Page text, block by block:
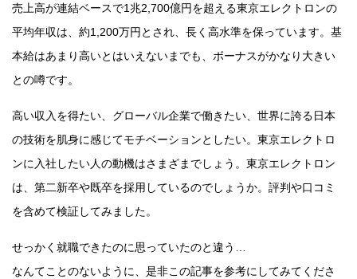
売上高が連結ベースで1兆2,700億円を超える東京エレクトロンの
平均年収は、約1,200万円とされ、長く高水準を保っています。基
本給はあまり高いとはいえないまでも、ボーナスがかなり大きい
との噂です。
高い収入を得たい、グローバル企業で働きたい、世界に誇る日本
の技術を肌身に感じてモチベーションとしたい。東京エレクトロ
ンに入社したい人の動機はさまざまでしょう。東京エレクトロン
は、第二新卒や既卒を採用しているのでしょうか。評判や口コミ
を含めて検証してみました。
せっかく就職できたのに思っていたのと違う…
なんてことのないように、是非この記事を参考にしてみてくださ